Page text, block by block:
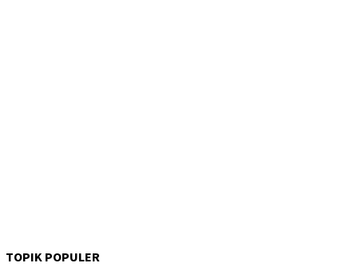
TOPIK POPULER